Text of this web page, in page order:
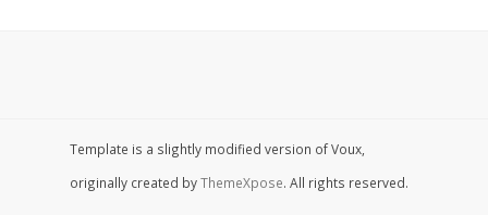
Template is a slightly modified version of Voux,
originally created byThemeXpose. All rights reserved.